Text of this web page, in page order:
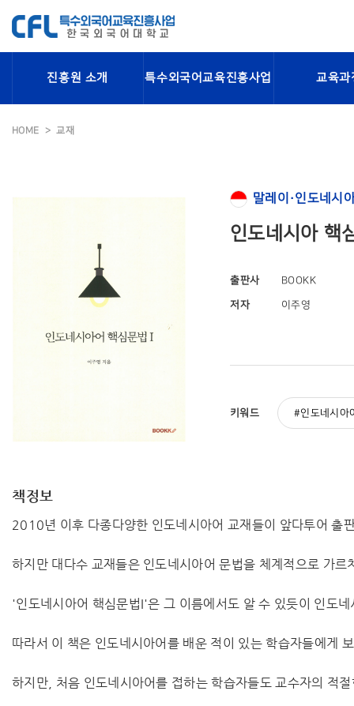
진흥원 소개 특수외국어교육진흥사업 교육과
HOME 교재
말레이·인도네시
인도네시아 핵
출판사 BOOKK
저자 이주영
키워드 인도네시아
책정보
2010년 이후 다종다양한 인도네시아어 교재들이 앞다투어 출
하지만 대다수 교재들은 인도네시아어 문법을 체계적으로 가
'인도네시아어 핵심문법I'은 그 이름에서도 알 수 있듯이 인도
따라서 이 책은 인도네시아어를 배운 적이 있는 학습자들에게
하지만, 처음 인도네시아어를 접하는 학습자들도 교수자의 적